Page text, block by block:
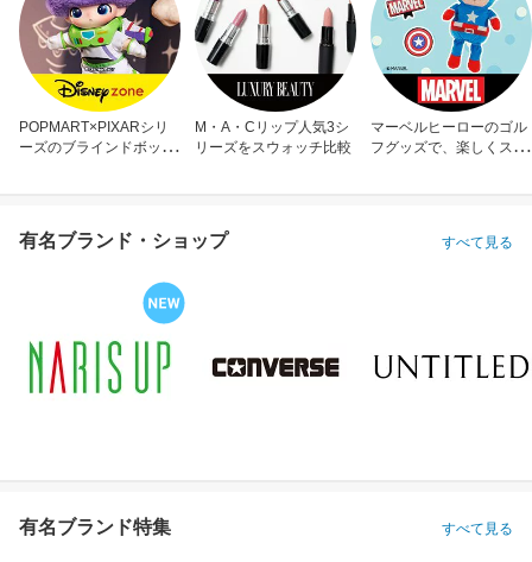
POPMART×PIXARシリ
ーズのブラインドボック
M・A・Cリップ人気3シ
リーズをスウォッチ比較
マーベルヒーローのゴル
フグッズで、楽しくスコ
有名ブランド・ショップ すべて見る
有名ブランド特集 すべて見る